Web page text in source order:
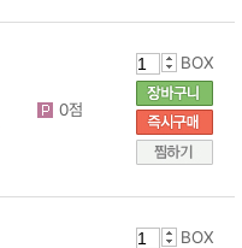
0점
BOX
BOX